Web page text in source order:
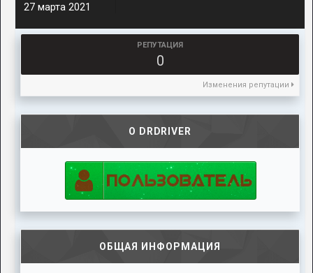
27 марта 2021
РЕПУТАЦИЯ
0
Изменения репутации
О DRDRIVER
ОБЩАЯ ИНФОРМАЦИЯ